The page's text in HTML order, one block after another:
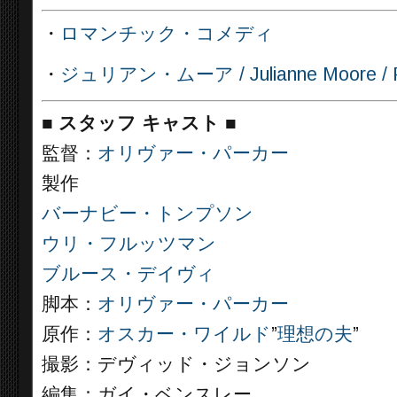
・ ロマンチック・コメディ
・ ジュリアン・ムーア / Julianne Moore /
■ スタッフ キャスト ■
監督： オリヴァー・パーカー
製作
バーナビー・トンプソン
ウリ・フルッツマン
ブルース・デイヴィ
脚本： オリヴァー・パーカー
原作： オスカー・ワイルド”理想の夫”
撮影：デヴィッド・ジョンソン